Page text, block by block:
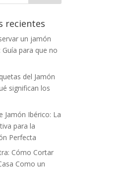
recientes
un jamón
para que no
del Jamón
significan los
Jamón Ibérico: La
para la
Perfecta
Cómo Cortar
Como un